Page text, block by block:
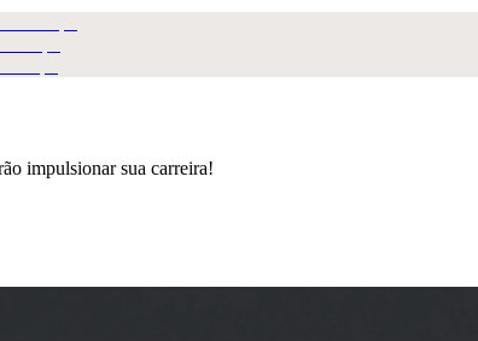
impulsionar sua carreira!